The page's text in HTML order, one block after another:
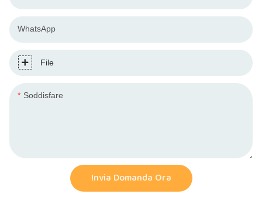
WhatsApp
File
Soddisfare
Invia Domanda Ora